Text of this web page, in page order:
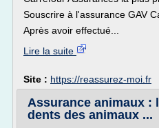
Souscrire à l'assurance GAV
Après avoir effectué...
Lire la suite
Site : https://reassurez-moi.fr
Assurance animaux :
dents des animaux ...